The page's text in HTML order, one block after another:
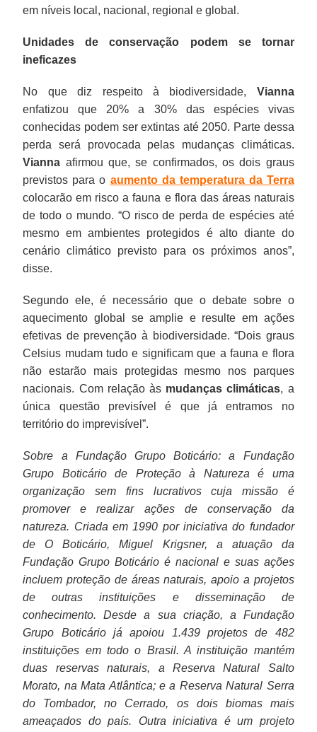
em níveis local, nacional, regional e global.
Unidades de conservação podem se tornar
ineficazes
No que diz respeito à biodiversidade, Vianna
enfatizou que 20% a 30% das espécies vivas
conhecidas podem ser extintas até 2050. Parte dessa
perda será provocada pelas mudanças climáticas.
Vianna afirmou que, se confirmados, os dois graus
previstos para o aumento da temperatura da Terra
colocarão em risco a fauna e flora das áreas naturais
de todo o mundo. “O risco de perda de espécies até
mesmo em ambientes protegidos é alto diante do
cenário climático previsto para os próximos anos”,
disse.
Segundo ele, é necessário que o debate sobre o
aquecimento global se amplie e resulte em ações
efetivas de prevenção à biodiversidade. “Dois graus
Celsius mudam tudo e significam que a fauna e flora
não estarão mais protegidas mesmo nos parques
nacionais. Com relação às mudanças climáticas, a
única questão previsível é que já entramos no
território do imprevisível”.
Sobre a Fundação Grupo Boticário: a Fundação
Grupo Boticário de Proteção à Natureza é uma
organização sem fins lucrativos cuja missão é
promover e realizar ações de conservação da
natureza. Criada em 1990 por iniciativa do fundador
de O Boticário, Miguel Krigsner, a atuação da
Fundação Grupo Boticário é nacional e suas ações
incluem proteção de áreas naturais, apoio a projetos
de outras instituições e disseminação de
conhecimento. Desde a sua criação, a Fundação
Grupo Boticário já apoiou 1.439 projetos de 482
instituições em todo o Brasil. A instituição mantém
duas reservas naturais, a Reserva Natural Salto
Morato, na Mata Atlântica; e a Reserva Natural Serra
do Tombador, no Cerrado, os dois biomas mais
ameaçados do país. Outra iniciativa é um projeto